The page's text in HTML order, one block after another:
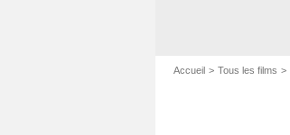
Accueil Tous les films